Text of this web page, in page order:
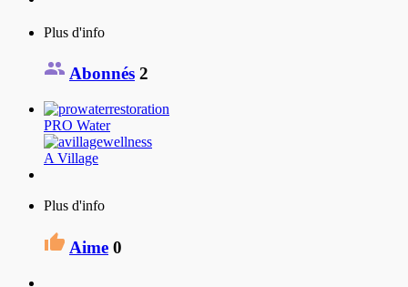
Plus d'info
Abonnés 2
PRO Water
A Village
Plus d'info
Aime 0